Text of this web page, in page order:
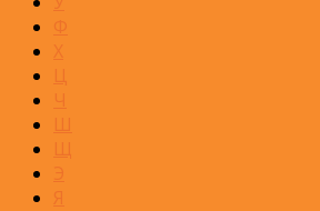
Ф
Х
Ц
Ч
Ш
Щ
Э
Я